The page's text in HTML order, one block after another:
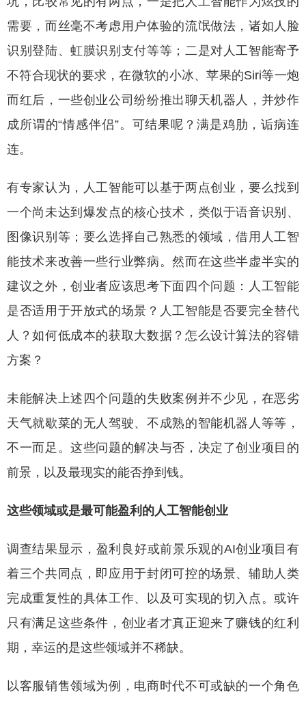
需要，而丝毫不考虑用户体验的流氓做法，诸如人脸
识别登陆、虹膜识别支付等等；二是对人工智能寄予
不符合现状的要求，在微软的小冰、苹果的Siri等一炮
而红后，一些创业公司纷纷推出聊天机器人，并炒作
成所谓的“情感伴侣”。可结果呢？满是鸡肋，诟病连
连。
有专家认为，人工智能可以基于两点创业，要么找到
一个尚未达到爆发点的核心技术，类似于语音识别、
图像识别等；要么选择自己熟悉的领域，借用人工智
能技术来改善一些行业弊病。然而在这些半虚半实的
建议之外，创业者应该思考下面四个问题：人工智能
是否适用于开放式的场景？人工智能是否要完全替代
人？如何低成本的获取大数据？怎么设计算法的容错
方案？
未能解决上述四个问题的失败案例并不少见，在恶劣
天气就歇菜的无人驾驶、不成熟的智能机器人等等，
不一而足。这些问题的解决与否，决定了创业项目的
前景，以及最现实的能否挣到钱。
这些领域或是最可能盈利的人工智能创业
调查结果显示，盈利良好或前景乐观的AI创业项目有
着三个共同点，即应用于封闭可控的场景、辅助人类
完成重复性的具体工作、以及可实现的切入点。或许
只有满足这些条件，创业者才真正迎来了赚钱的红利
期，幸运的是这些领域并不稀缺。
以客服销售领域为例，电商时代不可或缺的一个角色